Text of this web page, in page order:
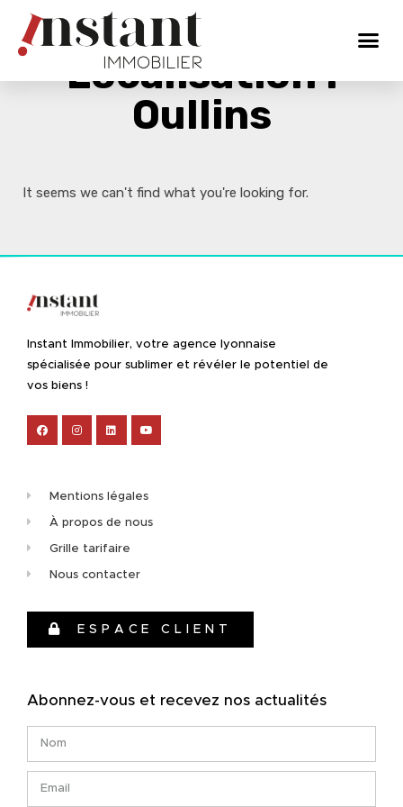
Localisation :
Oullins
It seems we can't find what you're looking for.
Instant Immobilier, votre agence lyonnaise
spécialisée pour sublimer et révéler le potentiel de
vos biens !
Mentions légales
À propos de nous
Grille tarifaire
Nous contacter
ESPACE CLIENT
Abonnez-vous et recevez nos actualités